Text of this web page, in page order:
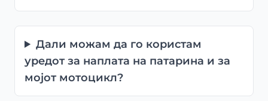
Дали можам да го користам
уредот за наплата на патарина и за
мојот мотоцикл?